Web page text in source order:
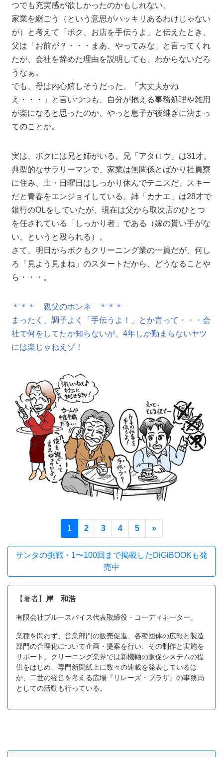
つでも充実感が欲しかったのかもしれない。
家業を継ごう（という意思がハッキリあるわけじゃない
が）と考えて「ボク、お店を手伝うよ」と伝えたとき、
父は「お前が？・・・まあ、やってみな」と言ってくれ
たが、会社を辞めた理由を説明しても、わからないだろ
うなぁ。
でも、母は内心嬉しそうだった。「大丈夫かね
え・・・」と言いつつも、自分が抱える事務処理や雑用
が楽になると思ったのか、やっと息子が後継ぎに決まっ
てのことか。
実は、ボクには兄と姉がいる。兄「アタロウ」は31才。
典型的なサラリーマンで、家業は無関係とばかり社員寮
に住み、土・日曜日はしっかり休んでテニスだ、スキー
だと青春をエンジョイしている。姉「カナエ」は28才で
銀行のOLをしていたが、現在は父から取次店のひとつ
を任されている「しっかり者」である（嫁の貰い手がな
い、というと殴られる）。
さて、明日からボクもクリーニング業の一員だが、何し
ろ「見よう見まね」のスタートだから、どうなることや
ら・・・。
＊＊＊ 親父のホンネ ＊＊＊
まったく、調子よく「手伝うよ！」とか言って・・・会
社で何をしてたか知らないが、4年しか勤まらないヤツ
には楽じゃねえゾ！
1 (current)
2 3 4 5 »Next
サンタの挑戦・1〜100回まで掲載したDiGiBOOKも発
売中
【著者】 岸 和浩
有限会社ブルースパイス代表取締役・コーディネーター。
業種を問わず、営業部門の販売促進、各種団体の広報と製造
部門の合理化について企画・提案を行い、その制作と実施を
サポート。クリーニング業界では新機軸の販促システムの提
供をはじめ、専門新聞紙上に数々の連載を発表しているほ
か、二世の経営を考える広場『リレーズ・プラザ』の事務局
としての活動も行っている。